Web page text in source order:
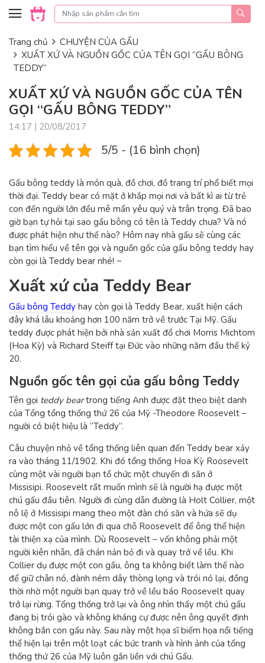
Skip to content
Trang chủ
CHUYỆN CỦA GẤU
XUẤT XỨ VÀ NGUỒN GỐC CỦA TÊN GỌI “GẤU BÔNG
TEDDY”
XUẤT XỨ VÀ NGUỒN GỐC CỦA TÊN
GỌI “GẤU BÔNG TEDDY”
14:17 | 20/08/2017
5/5 - (16 bình chọn)
Gấu bông teddy là món quà, đồ chơi, đồ trang trí phổ biết mọi
thời đại. Teddy bear có mặt ở khắp mọi nơi và bất kì ai từ trẻ
con đến người lớn đều mê mẩn yêu quý và trân trọng. Đã bao
giờ bạn tự hỏi tại sao gấu bông có tên là Teddy chưa? Và nó
được phát hiện như thế nào? Hôm nay nhà gấu sẽ cùng các
bạn tìm hiểu về tên gọi và nguồn gốc của gấu bông teddy hay
còn gọi là Teddy bear nhé! ~
Xuất xứ của Teddy Bear
Gấu bông Teddy hay còn gọi là Teddy Bear, xuất hiện cách
đây khá lâu khoảng hơn 100 năm trở về trước Tại Mỹ. Gấu
teddy được phát hiện bởi nhà sản xuất đồ chơi Morris Michtom
(Hoa Kỳ) và Richard Steiff tại Đức vào những năm đầu thế kỷ
20.
Nguồn gốc tên gọi của gấu bông Teddy
Tên gọi teddy beartrong tiếng Anh được đặt theo biệt danh
của Tổng tổng thống thứ 26 của Mỹ -Theodore Roosevelt –
người có biệt hiệu là “Teddy”.
Câu chuyện nhỏ về tổng thống liên quan đến Teddy bear xảy
ra vào tháng 11/1902. Khi đó tổng thống Hoa Kỳ Roosevelt
cùng một vài người bạn tổ chức một chuyến đi săn ở
Missisipi. Roosevelt rất muốn mình sẽ là người hạ được một
chú gấu đầu tiên. Người đi cùng dẫn đường là Holt Collier, một
nô lệ ở Missisipi mang theo một đàn chó săn và hứa sẽ dụ
được một con gấu lớn đi qua chỗ Roosevelt để ông thể hiện
tài thiện xạ của mình. Dù Roosevelt – vốn không phải một
người kiên nhẫn, đã chán nản bỏ đi và quay trở về lều. Khi
Collier dụ được một con gấu, ông ta không biết làm thế nào
để giữ chân nó, đành ném dây thòng lọng và trói nó lại, đồng
thời nhờ một người bạn quay trở về lều báo Roosevelt quay
trở lại rừng. Tổng thống trở lại và ông nhìn thấy một chú gấu
đang bị trói gào và không kháng cự được nên ông quyết định
không bắn con gấu này. Sau này một họa sĩ biếm họa nổi tiếng
thể hiện lại trên một loạt các bức tranh và hình ảnh của tổng
thống thứ 26 của Mỹ luôn gắn liền với chú Gấu.